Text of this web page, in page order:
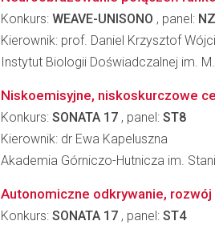
Konkurs: WEAVE-UNISONO , panel:
Kierownik: prof. Daniel Krzysztof
Instytut Biologii Doświadczalnej im.
Niskoemisyjne, niskoskurczowe
Konkurs: SONATA 17 , panel: ST8
Kierownik: dr Ewa Kapeluszna
Akademia Górniczo-Hutnicza im.
Autonomiczne odkrywanie,
Konkurs: SONATA 17 , panel: ST4